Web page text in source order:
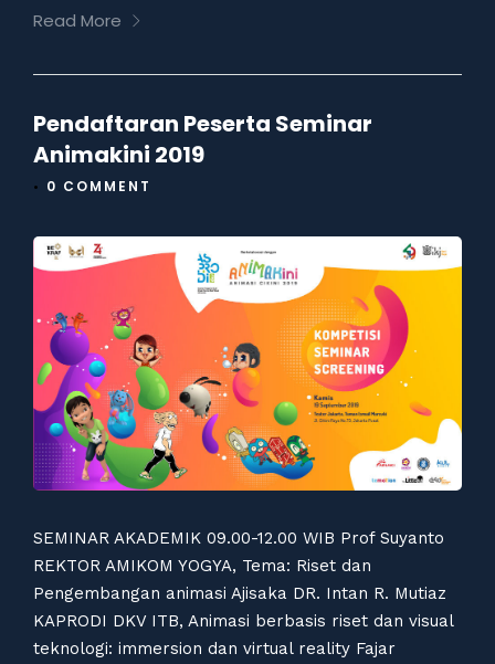
Read More
Pendaftaran Peserta Seminar
Animakini 2019
• 0 COMMENT
SEMINAR AKADEMIK 09.00-12.00 WIB Prof Suyanto
REKTOR AMIKOM YOGYA, Tema: Riset dan
Pengembangan animasi Ajisaka DR. Intan R. Mutiaz
KAPRODI DKV ITB, Animasi berbasis riset dan visual
teknologi: immersion dan virtual reality Fajar